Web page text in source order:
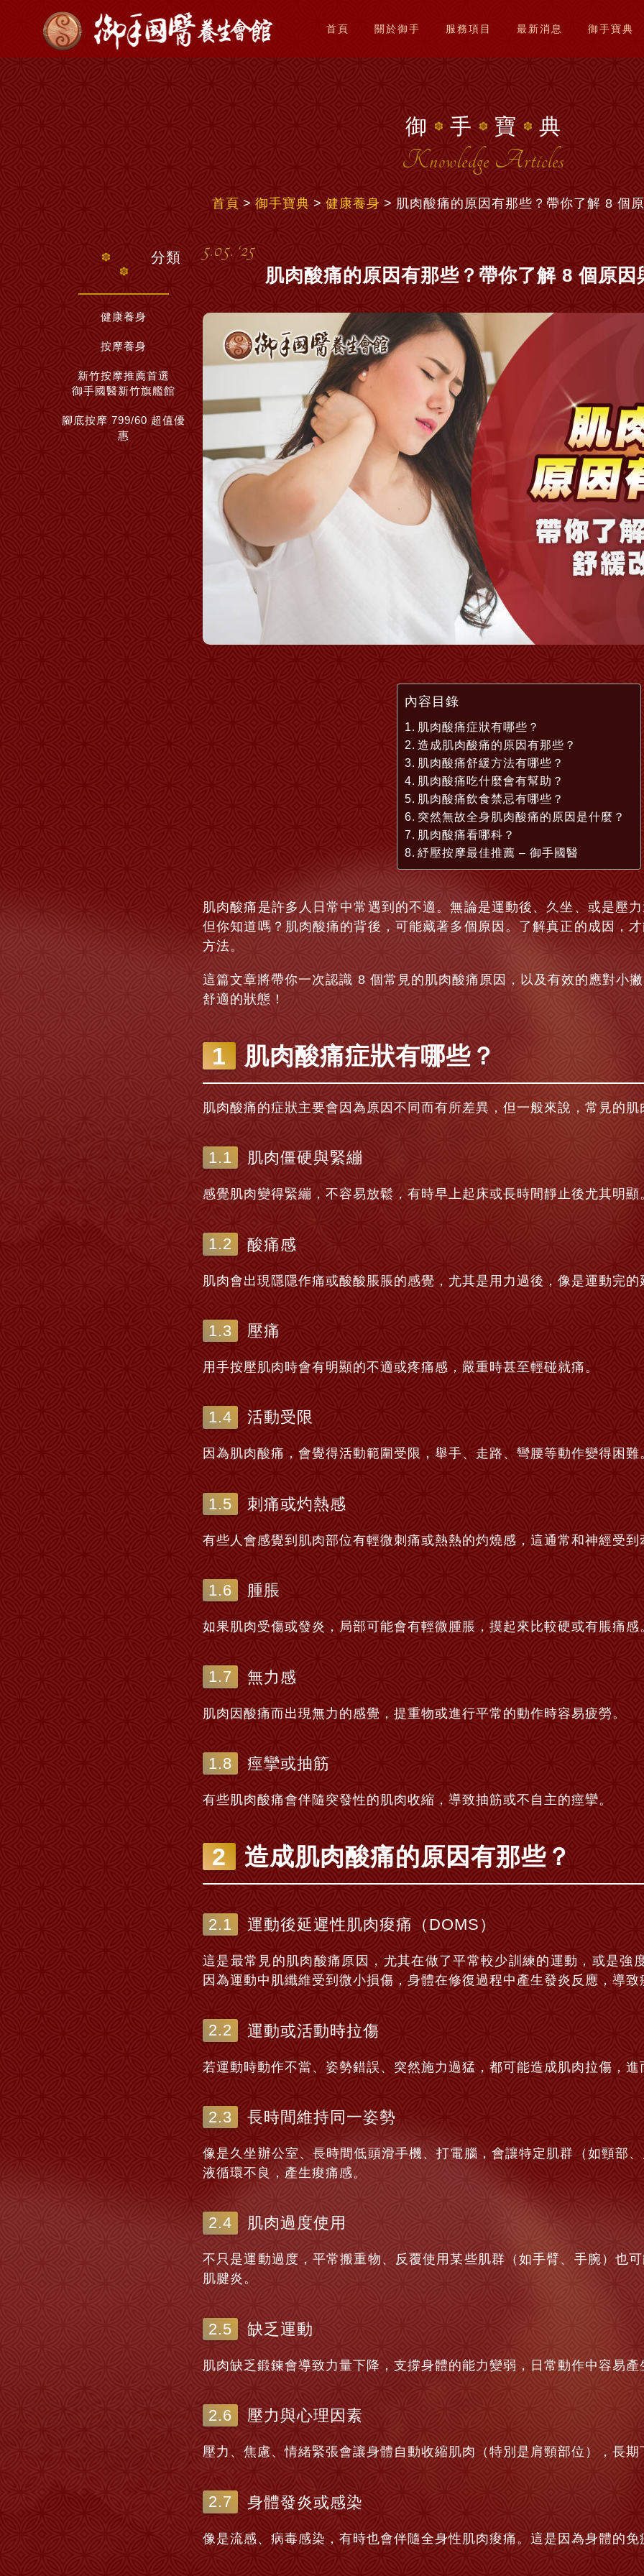
首頁 關於御手 服務項目 最新消息 御手寶典
御 手 寶 典
Knowledge Articles
首頁 御手寶典 健康養身 肌肉酸痛的原因有那些？帶你了解 8 個
分類
健康養身
按摩養身
新竹按摩推薦首選
御手國醫新竹旗艦館
腳底按摩 799/60 超值優
惠
5.05. ‘25
肌肉酸痛的原因有那些？帶你了解 8 個原因
內容目錄
肌肉酸痛症狀有哪些？
造成肌肉酸痛的原因有那些？
肌肉酸痛舒緩方法有哪些？
肌肉酸痛吃什麼會有幫助？
肌肉酸痛飲食禁忌有哪些？
突然無故全身肌肉酸痛的原因是什麼？
肌肉酸痛看哪科？
紓壓按摩最佳推薦 – 御手國醫
肌肉酸痛是許多人日常中常遇到的不適。無論是運動後、久坐、或是壓
但你知道嗎？肌肉酸痛的背後，可能藏著多個原因。了解真正的成因，
方法。
這篇文章將帶你一次認識 8 個常見的肌肉酸痛原因，以及有效的應對小
舒適的狀態！
肌肉酸痛症狀有哪些？
肌肉酸痛的症狀主要會因為原因不同而有所差異，但一般來說，常見的
肌肉僵硬與緊繃
感覺肌肉變得緊繃，不容易放鬆，有時早上起床或長時間靜止後尤其明顯
酸痛感
肌肉會出現隱隱作痛或酸酸脹脹的感覺，尤其是用力過後，像是運動完
壓痛
用手按壓肌肉時會有明顯的不適或疼痛感，嚴重時甚至輕碰就痛。
活動受限
因為肌肉酸痛，會覺得活動範圍受限，舉手、走路、彎腰等動作變得困難
刺痛或灼熱感
有些人會感覺到肌肉部位有輕微刺痛或熱熱的灼燒感，這通常和神經受到
腫脹
如果肌肉受傷或發炎，局部可能會有輕微腫脹，摸起來比較硬或有脹痛感
無力感
肌肉因酸痛而出現無力的感覺，提重物或進行平常的動作時容易疲勞。
痙攣或抽筋
有些肌肉酸痛會伴隨突發性的肌肉收縮，導致抽筋或不自主的痙攣。
造成肌肉酸痛的原因有那些？
運動後延遲性肌肉痠痛（DOMS）
這是最常見的肌肉酸痛原因，尤其在做了平常較少訓練的運動，或是強
因為運動中肌纖維受到微小損傷，身體在修復過程中產生發炎反應，導致
運動或活動時拉傷
若運動時動作不當、姿勢錯誤、突然施力過猛，都可能造成肌肉拉傷，
長時間維持同一姿勢
像是久坐辦公室、長時間低頭滑手機、打電腦，會讓特定肌群（如頸部
液循環不良，產生痠痛感。
肌肉過度使用
不只是運動過度，平常搬重物、反覆使用某些肌群（如手臂、手腕）也
肌腱炎。
缺乏運動
肌肉缺乏鍛鍊會導致力量下降，支撐身體的能力變弱，日常動作中容易
壓力與心理因素
壓力、焦慮、情緒緊張會讓身體自動收縮肌肉（特別是肩頸部位），長
身體發炎或感染
像是流感、病毒感染，有時也會伴隨全身性肌肉痠痛。這是因為身體的